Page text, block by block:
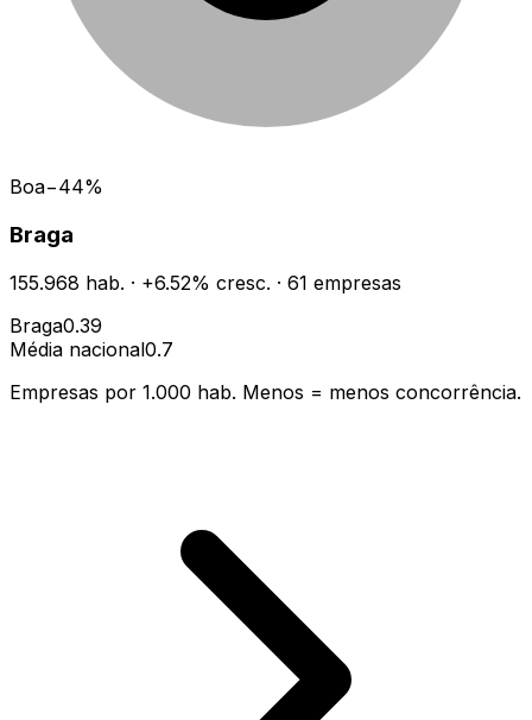
Boa−44%
Braga
155.968 hab. · +6.52% cresc. · 61 empresas
Braga0.39
Média nacional0.7
Empresas por 1.000 hab. Menos = menos concorrência.